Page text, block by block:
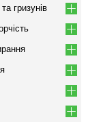
гризунів